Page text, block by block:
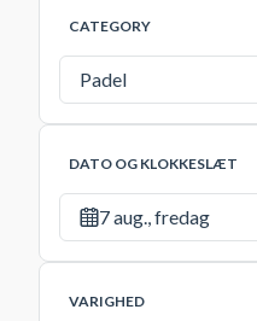
CATEGORY
Padel
DATO OG KLOKKESLÆT
7 aug., fredag
VARIGHED